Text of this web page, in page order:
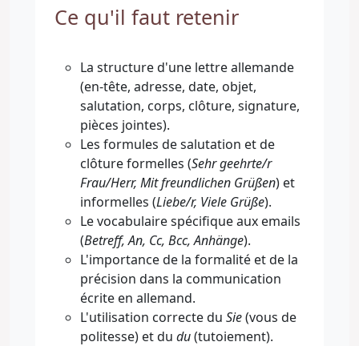
Ce qu'il faut retenir
La structure d'une lettre allemande
(en-tête, adresse, date, objet,
salutation, corps, clôture, signature,
pièces jointes).
Les formules de salutation et de
clôture formelles (Sehr geehrte/r
Frau/Herr, Mit freundlichen Grüßen) et
informelles (Liebe/r, Viele Grüße).
Le vocabulaire spécifique aux emails
(Betreff, An, Cc, Bcc, Anhänge).
L'importance de la formalité et de la
précision dans la communication
écrite en allemand.
L'utilisation correcte du Sie(vous de
politesse) et du du(tutoiement).